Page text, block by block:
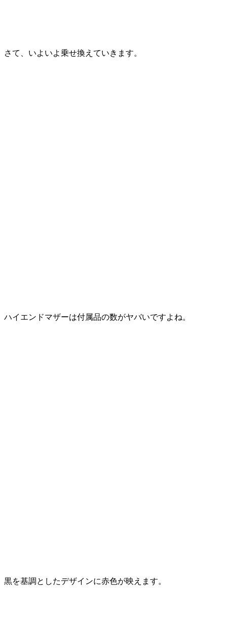
さて、いよいよ乗せ換えていきます。
ハイエンドマザーは付属品の数がヤバいですよね。
黒を基調としたデザインに赤色が映えます。